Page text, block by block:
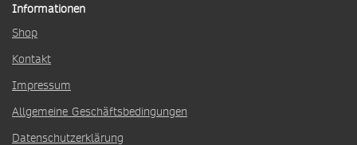
Informationen
Shop
Kontakt
Impressum
Allgemeine Geschäftsbedingungen
Datenschutzerklärung